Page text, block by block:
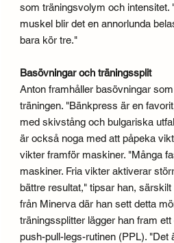
som träningsvolym och intensitet.
muskel blir det en annorlunda
bara kör tre."
Basövningar och träningssplit
Anton framhåller basövningar
träningen. "Bänkpress är en
med skivstång och bulgariska
är också noga med att påpeka
vikter framför maskiner. "Många
maskiner. Fria vikter aktiverar
bättre resultat," tipsar han,
från Minerva där han sett detta
träningssplitter lägger han fram
push-pull-legs-rutinen (PPL). "Det